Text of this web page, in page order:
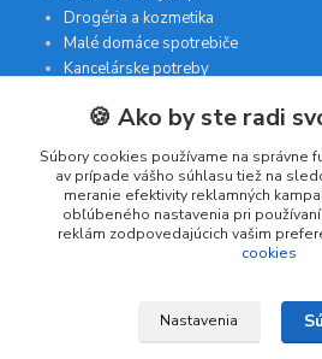
Drogéria a kozmetika
Malé domáce spotrebiče
Kancelárske potreby
Kontakt
INTERGAM s.r.o
Jelšová 5
🍪 Ako by ste radi
Súbory cookies používame na správne
av prípade vášho súhlasu tiež na
meranie efektivity reklamných
obľúbeného nastavenia pri
reklám zodpovedajúcich vašim
cookies
Nastavenia